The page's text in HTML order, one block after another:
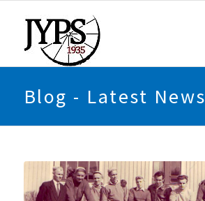
Blog - Latest News